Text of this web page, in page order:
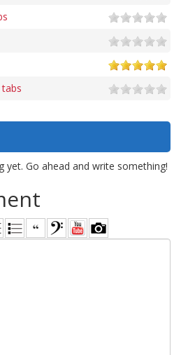
Go ahead and write something!